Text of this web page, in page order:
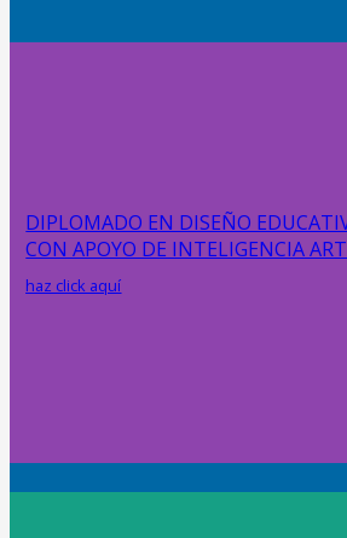
DIPLOMADO EN DISEÑO
CON APOYO DE INTELIGENCIA
haz click aquí